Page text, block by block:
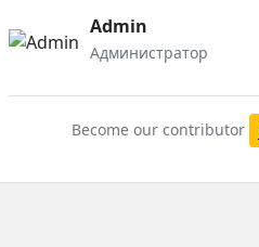
Admin
Администратор
Become our contributor